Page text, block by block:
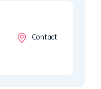
Contact